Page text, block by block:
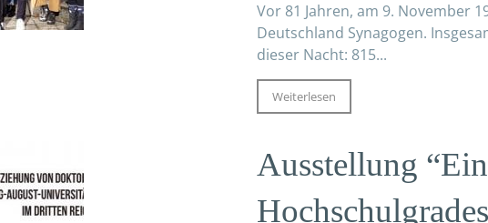
Vor 81 Jahren, am 9. November
Deutschland Synagogen.
dieser Nacht: 815...
Weiterlesen
Ausstellung